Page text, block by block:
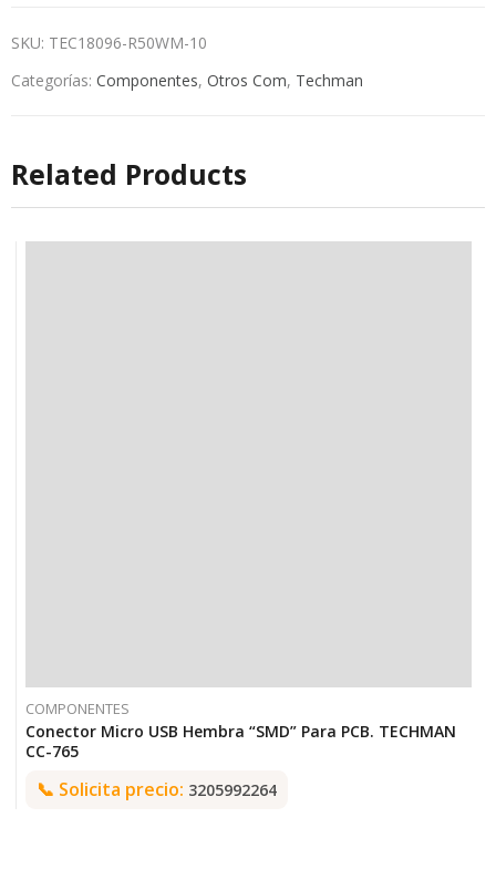
SKU: TEC18096-R50WM-10
Categorías: Componentes, Otros Com, Techman
Related Products
COMPONENTES
Conector Micro USB Hembra “SMD” Para PCB. TECHMAN
CC-765
📞 Solicita precio: 3205992264